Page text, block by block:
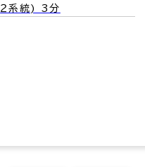
２系統) 3分